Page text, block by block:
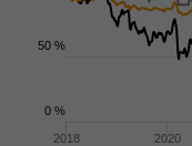
2018 2020
0 %
50 %